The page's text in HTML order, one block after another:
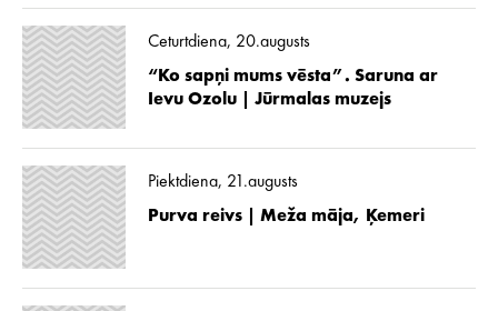
Ceturtdiena, 20.augusts
“Ko sapņi mums vēsta”. Saruna ar
Ievu Ozolu | Jūrmalas muzejs
Piektdiena, 21.augusts
Purva reivs | Meža māja, Ķemeri